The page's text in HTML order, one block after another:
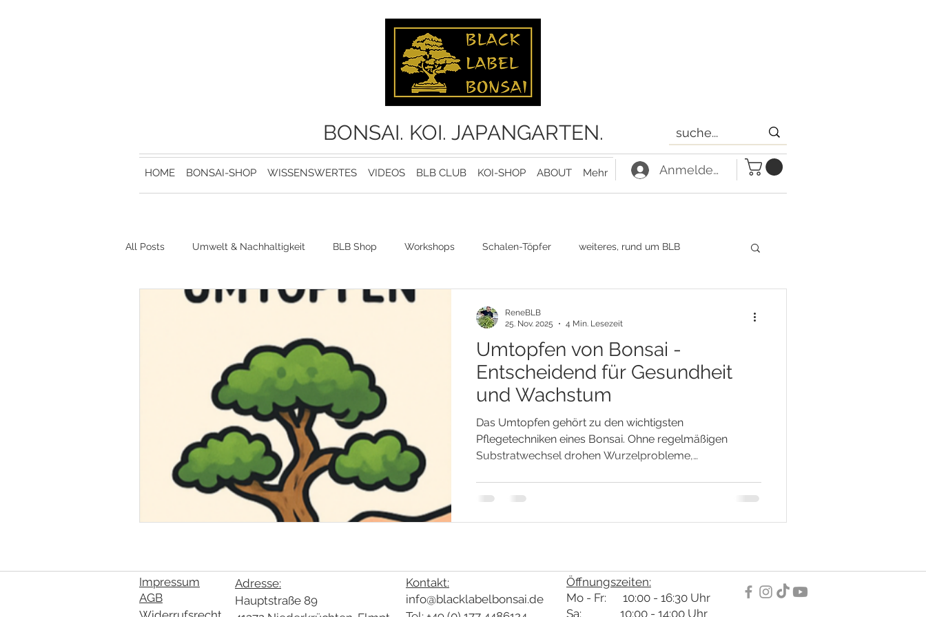
BONSAI. KOI. JAPANGARTEN.
HOME BONSAI-SHOP WISSENSWERTES VIDEOS BLB CLUB KOI-SHOP ABOUT Mehr Anmelden
All Posts Umwelt & Nachhaltigkeit BLB Shop Workshops Schalen-Töpfer weiteres, rund um BLB
Bonsai-Events & Ausstellungen Bonsaipflege
Umtopfen von Bonsai -
Entscheidend für Gesundheit
und Wachstum
Das Umtopfen gehört zu den wichtigsten
Pflegetechniken eines Bonsai. Ohne regelmäßigen
Substratwechsel drohen Wurzelprobleme,
Luftaustausch, feine Haarwurzeln sterben ab, und die
Erde versauert. Durch Umtopfen erhält der Baum
ReneBLB
25. Nov. 2025
4 Min. Lesezeit
Impressum
AGB
Adresse:
Hauptstraße 89
Kontakt:
info@blacklabelbonsai.de
Öffnungszeiten:
Mo - Fr: 10:00 - 16:30 Uhr
Sa: 10:00 - 14:00 Uhr